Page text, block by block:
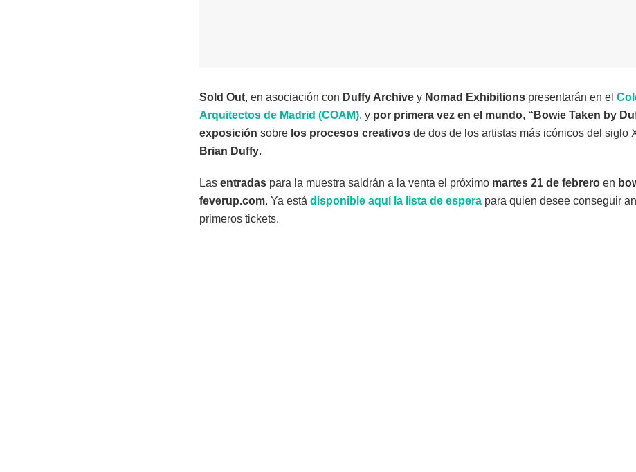
Sold Out, en asociación con Duffy Archive y Nomad Exhibitions presentarán en el
Arquitectos de Madrid (COAM), y por primera vez en el mundo, “Bowie Taken by
exposición sobre los procesos creativos de dos de los artistas más icónicos del siglo
Brian Duffy.
Las entradas para la muestra saldrán a la venta el próximo martes 21 de febrero en
feverup.com. Ya está disponible aquí la lista de espera para quien desee conseguir
primeros tickets.